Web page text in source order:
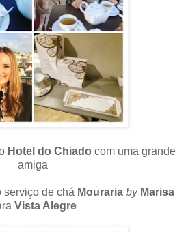
Hotel do Chiado com uma grande
amiga
serviço de chá Mouraria by Marisa
Vista Alegre